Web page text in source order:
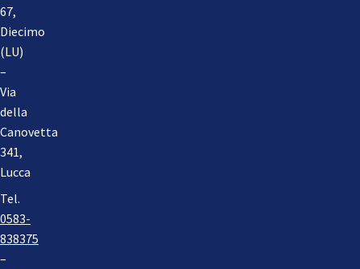
67,
Diecimo
(LU)
–
Via
della
Canovetta
341,
Lucca
Tel.
0583-
838375
–